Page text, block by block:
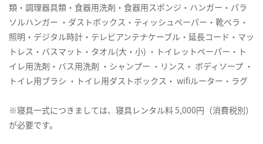
類・調理器具類・食器用洗剤・食器用スポンジ・ハンガー・パラ
ソルハンガー ・ダストボックス・ティッシュペーパー・靴ベラ・
照明・デジタル時計・テレビアンテナケーブル・延長コード・マッ
トレス・バスマット・タオル(大・小) ・トイレットペーパー・ト
イレ用洗剤・バス用洗剤 ・シャンプー ・リンス・ ボディソープ ・
トイレ用ブラシ ・トイレ用ダストボックス・ wifiルーター・ラグ
※寝具一式につきましては、寝具レンタル料 5,000円（消費税別）
が必要です。